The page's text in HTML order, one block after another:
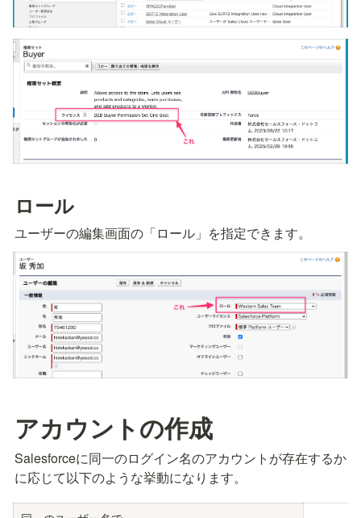
ロール
ユーザーの編集画面の「ロール」を指定できます。
アカウントの作成
Salesforceに同一のログイン名のアカウントが存在するか
に応じて以下のような挙動になります。